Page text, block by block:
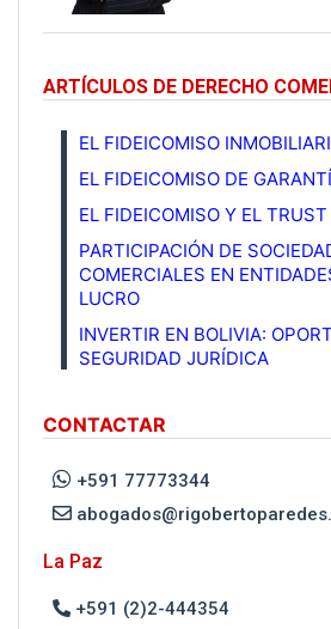
ARTÍCULOS DE DERECHO
EL FIDEICOMISO
EL FIDEICOMISO DE
EL FIDEICOMISO Y EL
PARTICIPACIÓN DE
COMERCIALES EN
LUCRO
INVERTIR EN BOLIVIA:
SEGURIDAD JURÍDICA
CONTACTAR
+591 77773344
La Paz
+591 (2)2-444354